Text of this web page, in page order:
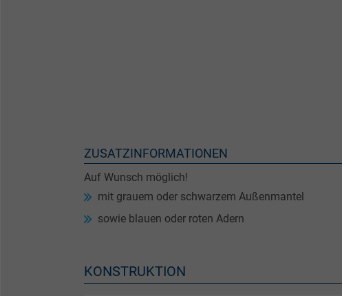
ZUSATZINFORMATIONEN
Auf Wunsch möglich!
mit grauem oder schwarzem Außenmantel
sowie blauen oder roten Adern
KONSTRUKTION